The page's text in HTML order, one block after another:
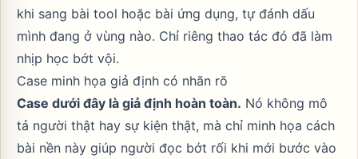
khi sang bài tool hoặc bài ứng dụng, tự đánh dấu
mình đang ở vùng nào. Chỉ riêng thao tác đó đã làm
nhịp học bớt vội.
Case minh họa giả định có nhãn rõ
Case dưới đây là giả định hoàn toàn. Nó không mô
tả người thật hay sự kiện thật, mà chỉ minh họa cách
bài nền này giúp người đọc bớt rối khi mới bước vào